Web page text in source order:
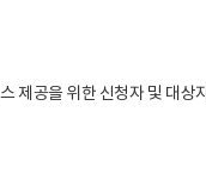
제공을 위한 신청자 및 대상